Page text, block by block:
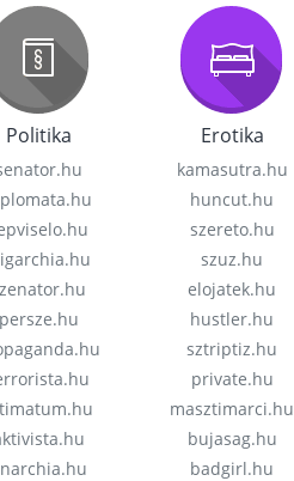
Politika
persze.hu
Erotika
kamasutra.hu
huncut.hu
szereto.hu
szuz.hu
elojatek.hu
hustler.hu
sztriptiz.hu
private.hu
masztimarci.hu
bujasag.hu
badgirl.hu